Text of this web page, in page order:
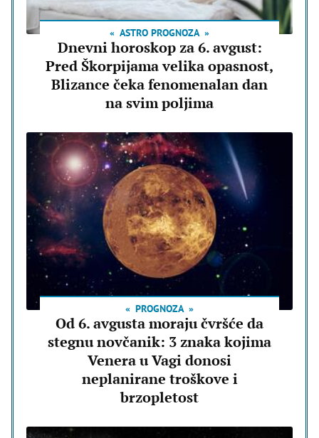
ASTRO PROGNOZA
Dnevni horoskop za 6. avgust:
Pred Škorpijama velika opasnost,
Blizance čeka fenomenalan dan
na svim poljima
PROGNOZA
Od 6. avgusta moraju čvršće da
stegnu novčanik: 3 znaka kojima
Venera u Vagi donosi
neplanirane troškove i
brzopletost